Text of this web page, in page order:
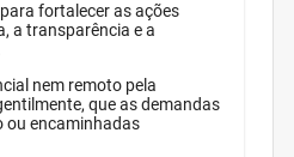
fortalecer as ações
a transparência e a
nem remoto pela
que as demandas
ou encaminhadas